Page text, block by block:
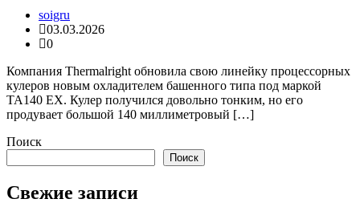
soigru
03.03.2026
0
Компания Thermalright обновила свою линейку процессорных
кулеров новым охладителем башенного типа под маркой
TA140 EX. Кулер получился довольно тонким, но его
продувает большой 140 миллиметровый […]
Поиск
Поиск
Свежие записи